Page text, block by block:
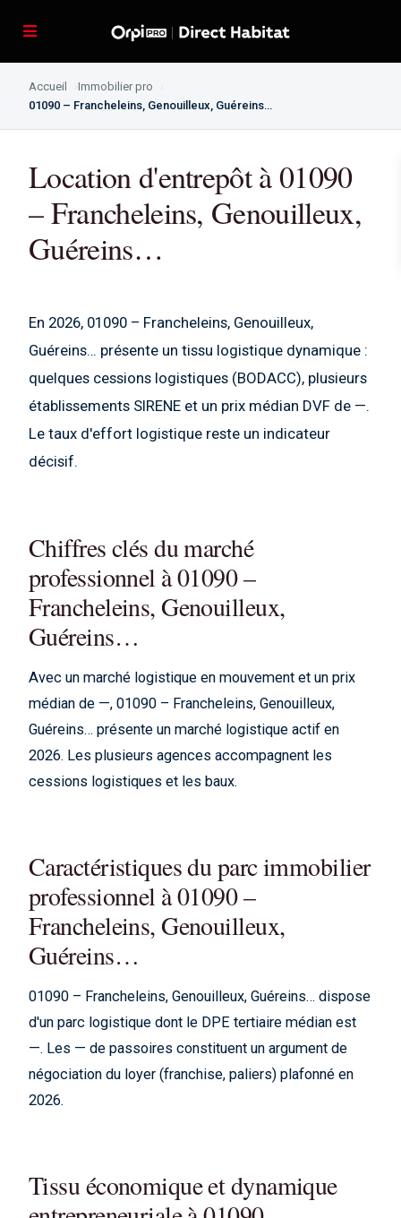
Accueil
Immobilier pro
01090 – Francheleins, Genouilleux, Guéreins…
Location d'entrepôt à 01090
– Francheleins, Genouilleux,
Guéreins…
En 2026, 01090 – Francheleins, Genouilleux,
Guéreins… présente un tissu logistique dynamique :
quelques cessions logistiques (BODACC), plusieurs
établissements SIRENE et un prix médian DVF de —.
Le taux d'effort logistique reste un indicateur
décisif.
Chiffres clés du marché
professionnel à 01090 –
Francheleins, Genouilleux,
Guéreins…
Avec un marché logistique en mouvement et un prix
médian de —, 01090 – Francheleins, Genouilleux,
Guéreins… présente un marché logistique actif en
2026. Les plusieurs agences accompagnent les
cessions logistiques et les baux.
Caractéristiques du parc immobilier
professionnel à 01090 –
Francheleins, Genouilleux,
Guéreins…
01090 – Francheleins, Genouilleux, Guéreins… dispose
d'un parc logistique dont le DPE tertiaire médian est
—. Les — de passoires constituent un argument de
négociation du loyer (franchise, paliers) plafonné en
2026.
Tissu économique et dynamique